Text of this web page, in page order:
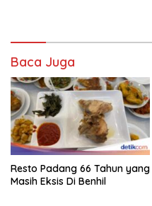
Baca Juga
Resto Padang 66 Tahun yang
Masih Eksis Di Benhil